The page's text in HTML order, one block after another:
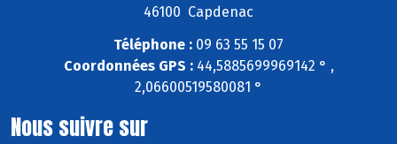
46100 Capdenac
Téléphone : 09 63 55 15 07
Coordonnées GPS :44,5885699969142 ° ,
2,06600519580081 °
Nous suivre sur